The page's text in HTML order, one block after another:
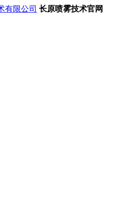
长原喷雾技术官网
不仅解决了混凝土搅拌站来往车